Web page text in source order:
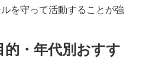
を守って活動することが強
・年代別おすす